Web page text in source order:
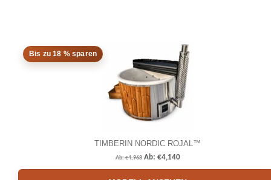
Bis zu 18 % sparen
TIMBERIN NORDIC ROJAL™
Ab:€4,968 Ab: €4,140